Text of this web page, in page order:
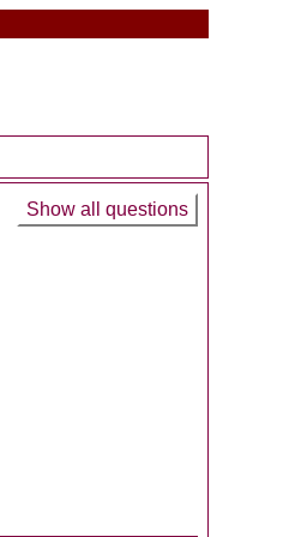
Show all questions